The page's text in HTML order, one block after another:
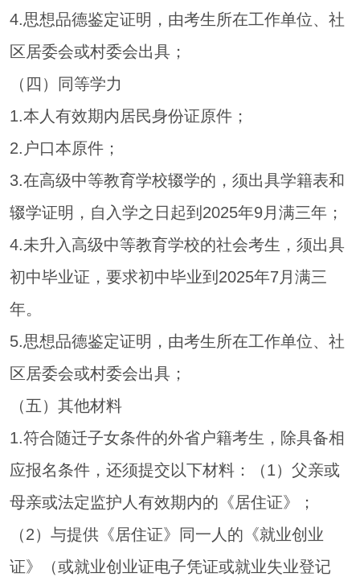
4.思想品德鉴定证明，由考生所在工作单位、社
区居委会或村委会出具；
（四）同等学力
1.本人有效期内居民身份证原件；
2.户口本原件；
3.在高级中等教育学校辍学的，须出具学籍表和
辍学证明，自入学之日起到2025年9月满三年；
4.未升入高级中等教育学校的社会考生，须出具
初中毕业证，要求初中毕业到2025年7月满三
年。
5.思想品德鉴定证明，由考生所在工作单位、社
区居委会或村委会出具；
（五）其他材料
1.符合随迁子女条件的外省户籍考生，除具备相
应报名条件，还须提交以下材料：（1）父亲或
母亲或法定监护人有效期内的《居住证》；
（2）与提供《居住证》同一人的《就业创业
证》（或就业创业证电子凭证或就业失业登记